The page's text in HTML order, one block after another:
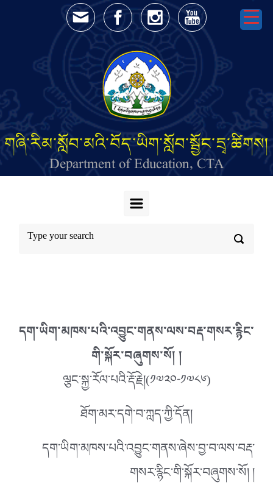
Skip to main content
གཞི་རིམ་སློབ་མའི་བོད་ཡིག་སློབ་སྦྱོང་དྲྭ་ཚིགས།
Department of Education, CTA
དག་ཡིག་མཁས་པའི་འབྱུང་གནས་ལས་བརྡ་གསར་རྙིང་
གི་སྐོར་བཞུགས་སོ། །
ལྕང་སྐྱ་རོལ་པའི་རྡོ་རྗེ།(༡༧༢༠-༡༧༨༦)
ཐོག་མར་དགེ་བ་ཀླད་ཀྱི་དོན།
དག་ཡིག་མཁས་པའི་འབྱུང་གནས་ཞེས་བྱ་བ་ལས་བརྡ་
གསར་རྙིང་གི་སྐོར་བཞུགས་སོ། །